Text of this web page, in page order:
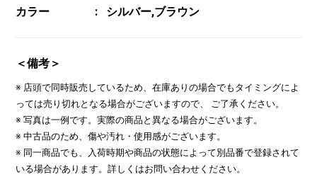
カラー シルバー,ブラウン
＜備考＞
※ 店頭で同時販売しているため、在庫ありの場合でもタイミングによ
っては売り切れとなる場合がございますので、 ご了承ください。
※ 写真は一例です。実際の商品と異なる場合がございます。
※ 中古品のため、傷や汚れ・使用感がございます。
※ 同一商品でも、入荷時期や商品の状態によって別品番で登録されて
いる場合があります。詳しくはお問い合わせください。